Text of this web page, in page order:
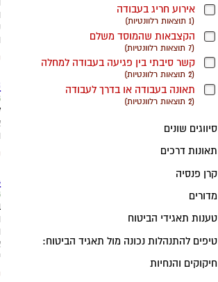
אירוע חריג בעבודה
(1 תוצאות רלוונטיות)
הקצבאות שהמוסד משלם
(7 תוצאות רלוונטיות)
וועדות
רפואיות
(אין
תוצאות
יחסי
עובד
מעביד
(אין
רלוונטיות)
מיקרוטראומה
(אין
תוצאות
רלוונטיות)
נפגעי
גוף
מפעולת
איבה
תוצאות
רלוונטיות)
קשר סיבתי בין פגיעה בעבודה למחלה
(2 תוצאות רלוונטיות)
תאונה בעבודה או בדרך לעבודה
(2 תוצאות רלוונטיות)
סיווגים שונים
תאונות דרכים
קרן פנסיה
מדורים
טענות תאגידי הביטוח
טיפים להתנהלות נכונה מול תאגיד הביטוח:
חיקוקים והנחיות
5
4.
5